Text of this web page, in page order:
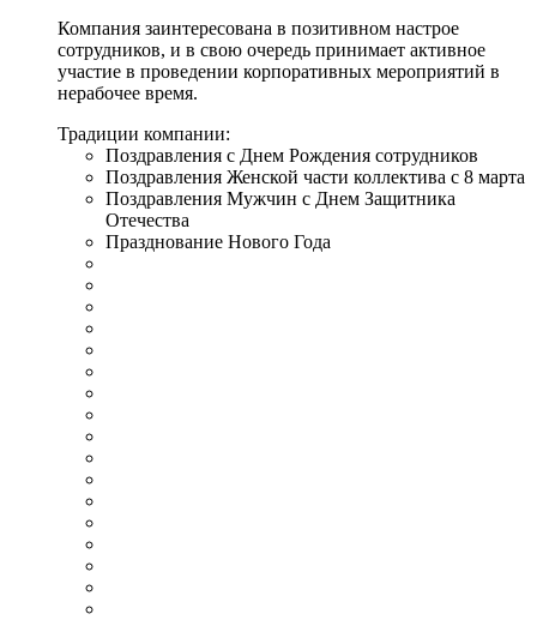
Компания заинтересована в позитивном настрое
сотрудников, и в свою очередь принимает активное
участие в проведении корпоративных мероприятий в
нерабочее время.
Традиции компании:
Поздравления с Днем Рождения сотрудников
Поздравления Женской части коллектива с 8 марта
Поздравления Мужчин с Днем Защитника
Отечества
Празднование Нового Года